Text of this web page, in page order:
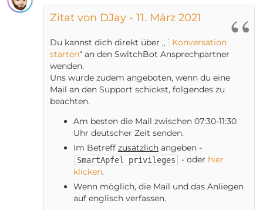
Zitat von DJay - 11. März 2021
Du kannst dich direkt über „ ⵗ Konversation
starten“ an den SwitchBot Ansprechpartner
wenden.
Uns wurde zudem angeboten, wenn du eine
Mail an den Support schickst, folgendes zu
beachten.
Am besten die Mail zwischen 07:30-11:30
Uhr deutscher Zeit senden.
Im Betreff zusätzlich angeben -
SmartApfel privileges - oder hier
klicken.
Wenn möglich, die Mail und das Anliegen
auf englisch verfassen.